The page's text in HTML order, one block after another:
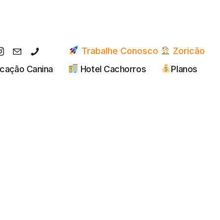
Trabalhe Conosco
Zoricão
Canina Hotel Cachorros Planos